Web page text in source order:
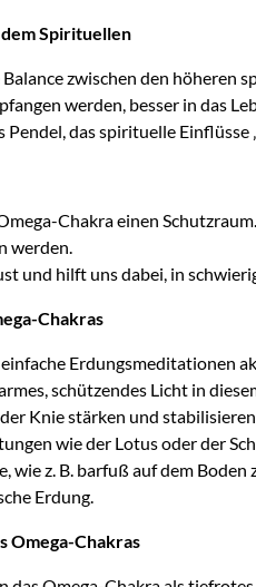
Spirituellen
zwischen den höheren
werden, besser in das
Pendel, das spirituelle
Chakra einen
werden.
und hilft uns dabei, in
Chakras
Erdungsmeditationen
schützendes Licht in
Knie stärken und
wie der Lotus oder der
wie z. B. barfuß auf dem
Erdung.
Omega-Chakras